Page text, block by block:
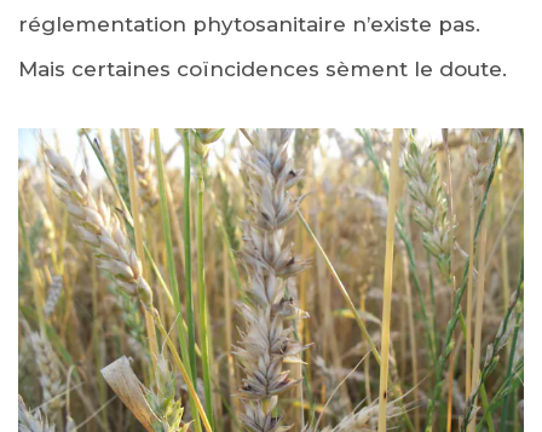
réglementation phytosanitaire n’existe pas.
Mais certaines coïncidences sèment le doute.